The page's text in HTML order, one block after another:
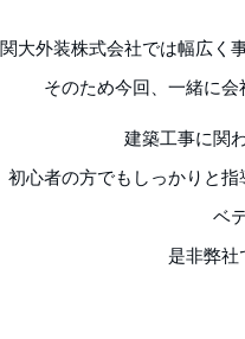
関大外装株式会社では幅広く
そのため今回、一緒に会
建築工事に関
初心者の方でもしっかりと
ベ
是非弊社